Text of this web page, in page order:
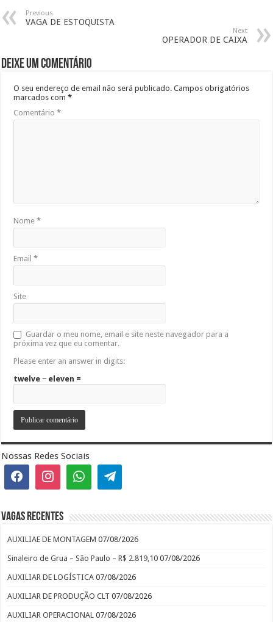
Previous
VAGA DE ESTOQUISTA
Next
OPERADOR DE CAIXA
Deixe um comentário
O seu endereço de email não será publicado. Campos obrigatórios
marcados com*
Comentário*
Nome*
Email*
Site
Guardar o meu nome, email e site neste navegador para a
próxima vez que eu comentar.
Please enter an answer in digits:
twelve − eleven =
Nossas Redes Sociais
Vagas recentes
AUXILIAE DE MONTAGEM 07/08/2026
Sinaleiro de Grua – São Paulo – R$ 2.819,10 07/08/2026
AUXILIAR DE LOGÍSTICA 07/08/2026
AUXILIAR DE PRODUÇÃO CLT 07/08/2026
AUXILIAR OPERACIONAL 07/08/2026